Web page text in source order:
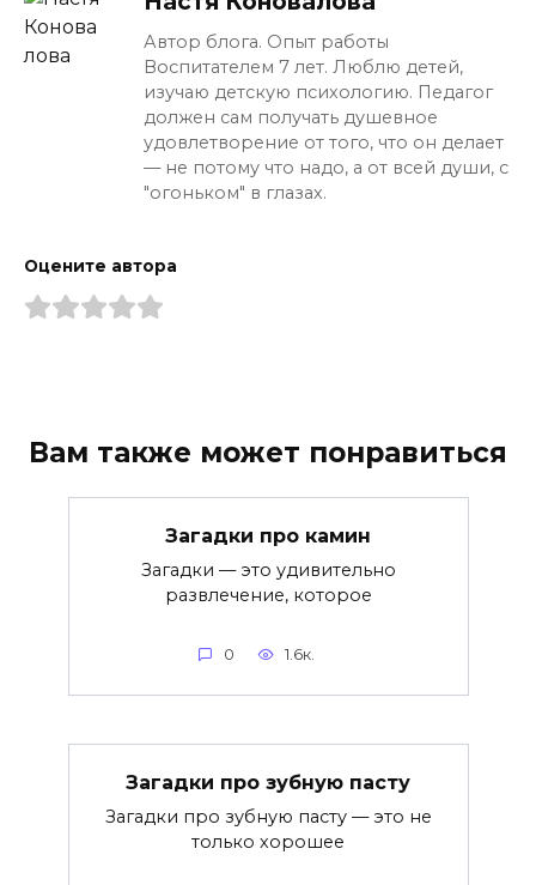
Автор блога. Опыт работы
Воспитателем 7 лет. Люблю детей,
изучаю детскую психологию. Педагог
должен сам получать душевное
удовлетворение от того, что он делает
— не потому что надо, а от всей души, с
"огоньком" в глазах.
Оцените автора
Вам также может понравиться
Загадки про камин
Загадки — это удивительно
развлечение, которое
0 1.6к.
Загадки про зубную пасту
Загадки про зубную пасту — это не
только хорошее